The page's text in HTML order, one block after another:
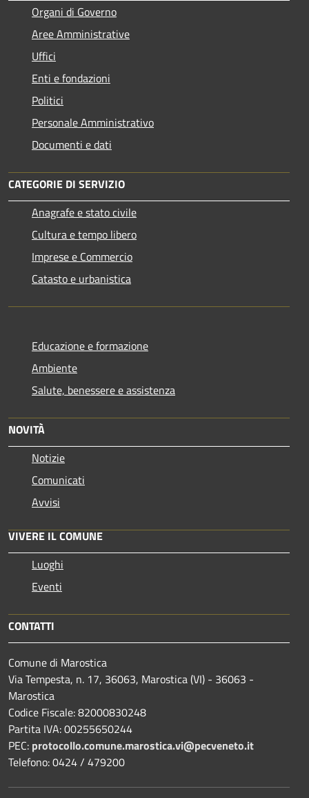
Organi di Governo
Aree Amministrative
Uffici
Enti e fondazioni
Politici
Personale Amministrativo
Documenti e dati
CATEGORIE DI SERVIZIO
Anagrafe e stato civile
Cultura e tempo libero
Imprese e Commercio
Catasto e urbanistica
Educazione e formazione
Ambiente
Salute, benessere e assistenza
NOVITÀ
Notizie
Comunicati
Avvisi
VIVERE IL COMUNE
Luoghi
Eventi
CONTATTI
Comune di Marostica
Via Tempesta, n. 17, 36063, Marostica (VI) - 36063 -
Marostica
Codice Fiscale: 82000830248
Partita IVA: 00255650244
PEC: protocollo.comune.marostica.vi@pecveneto.it
Telefono: 0424 / 479200